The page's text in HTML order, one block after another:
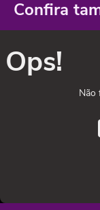
Confira
Ops!
Não